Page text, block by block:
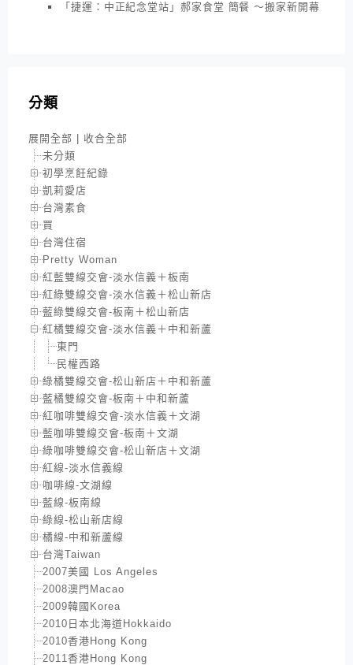
「捷運：中正紀念堂站」郝家食堂 簡餐 ～搬家新開幕
分類
展開全部 | 收合全部
未分類
初學烹飪紀錄
凱莉愛店
台灣素食
買
台灣住宿
Pretty Woman
紅藍雙線交會-淡水信義＋板南
紅綠雙線交會-淡水信義＋松山新店
藍綠雙線交會-板南＋松山新店
紅橘雙線交會-淡水信義＋中和新蘆
東門
民權西路
綠橘雙線交會-松山新店＋中和新蘆
藍橘雙線交會-板南＋中和新蘆
紅咖啡雙線交會-淡水信義＋文湖
藍咖啡雙線交會-板南＋文湖
綠咖啡雙線交會-松山新店＋文湖
紅線-淡水信義線
咖啡線-文湖線
藍線-板南線
綠線-松山新店線
橘線-中和新蘆線
台灣Taiwan
2007美國 Los Angeles
2008澳門Macao
2009韓國Korea
2010日本北海道Hokkaido
2010香港Hong Kong
2011香港Hong Kong